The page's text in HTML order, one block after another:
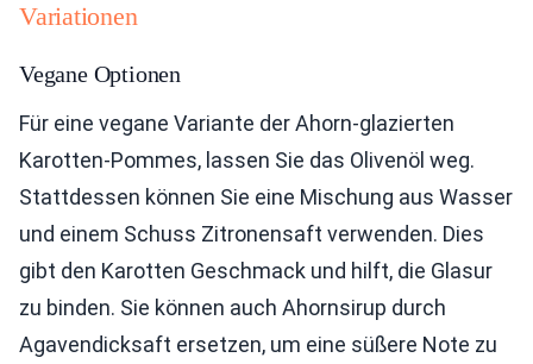
Variationen
Vegane Optionen
Für eine vegane Variante der Ahorn-glazierten
Karotten-Pommes, lassen Sie das Olivenöl weg.
Stattdessen können Sie eine Mischung aus Wasser
und einem Schuss Zitronensaft verwenden. Dies
gibt den Karotten Geschmack und hilft, die Glasur
zu binden. Sie können auch Ahornsirup durch
Agavendicksaft ersetzen, um eine süßere Note zu